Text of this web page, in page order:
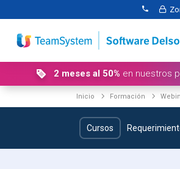
2 meses al 50% en nuestros
Inicio Formación
Cursos